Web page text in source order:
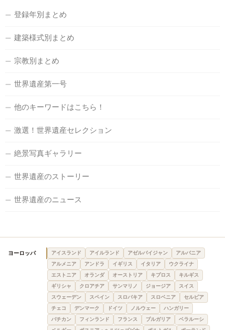
登録年別まとめ
建築様式別まとめ
宗教別まとめ
世界遺産第一号
他のキーワードはこちら！
激選！世界遺産セレクション
絶景写真ギャラリー
世界遺産のストーリー
世界遺産のニュース
ヨーロッパ アイスランド アイルランド アゼルバイジャン
アルバニア
アルメニア
アンドラ イギリス イタリア
ウクライナ
エストニア
オランダ オーストリア キプロス
キルギス
ギリシャ
クロアチア サンマリノ ジョージア
スイス
スウェーデン
スペイン スロバキア スロベニア
セルビア
チェコ
デンマーク ドイツ ノルウェー
ハンガリー
バチカン
フィンランド フランス ブルガリア
ベラルーシ